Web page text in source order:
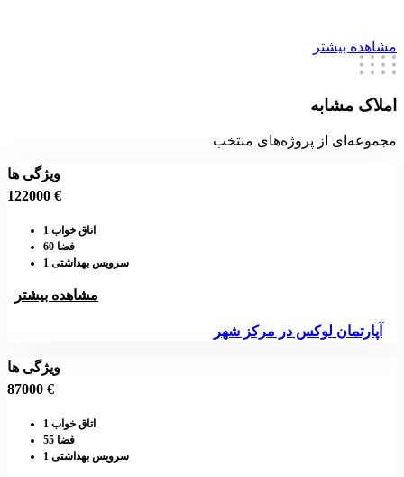
مشاهده بیشتر
املاک مشابه
مجموعه‌ای از پروژه‌های منتخب
ویژگی ها
122000 €
اتاق خواب 1
فضا 60
سرویس بهداشتی 1
مشاهده بیشتر
آپارتمان لوکس در مرکز شهر
ویژگی ها
87000 €
اتاق خواب 1
فضا 55
سرویس بهداشتی 1